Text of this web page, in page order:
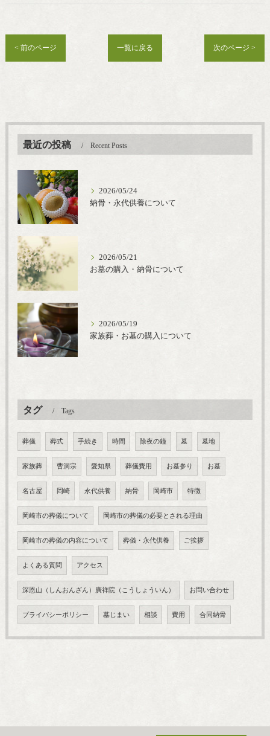
< 前のページ 一覧に戻る 次のページ >
最近の投稿 Recent Posts
2026/05/24
納骨・永代供養について
2026/05/21
お墓の購入・納骨について
2026/05/19
家族葬・お墓の購入について
タグ Tags
葬儀 葬式 手続き 時間 除夜の鐘 墓 墓地
家族葬 曹洞宗 愛知県 葬儀費用 お墓参り お墓
名古屋 岡崎 永代供養 納骨 岡崎市 特徴
岡崎市の葬儀について 岡崎市の葬儀の必要とされる理由
岡崎市の葬儀の内容について 葬儀・永代供養 ご挨拶
よくある質問 アクセス
深恩山（しんおんざん）廣祥院（こうしょういん） お問い合わせ
プライバシーポリシー 墓じまい 相談 費用 合同納骨